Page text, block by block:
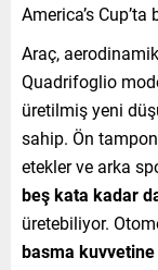
America’s
Araç,
Quadrifoglio
üretilmiş yeni
sahip. Ön
etekler ve arka
beş kata kadar
üretebiliyor.
basma kuvvetine